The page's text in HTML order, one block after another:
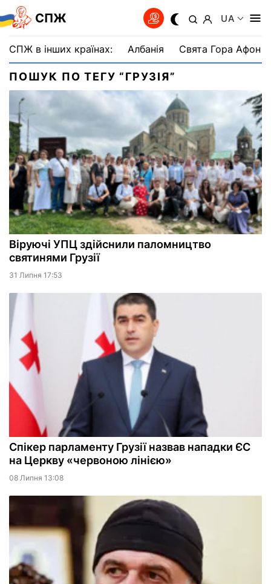
СПЖ UA
СПЖ в інших країнах: Албанія Свята Гора Афон
ПОШУК ПО ТЕГУ “ГРУЗІЯ”
Віруючі УПЦ здійснили паломництво
святинями Грузії
31 Липня 17:53
Спікер парламенту Грузії назвав нападки ЄС
на Церкву «червоною лінією»
08 Липня 13:08